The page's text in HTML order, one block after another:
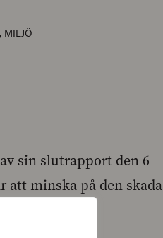
, MILJÖ
sin slutrapport den 6
att minska på den skada